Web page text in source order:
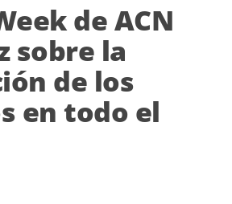
de ACN
sobre la
de los
en todo el